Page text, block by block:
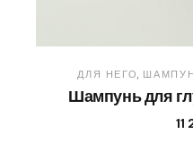
ДЛЯ НЕГО
Шампунь для